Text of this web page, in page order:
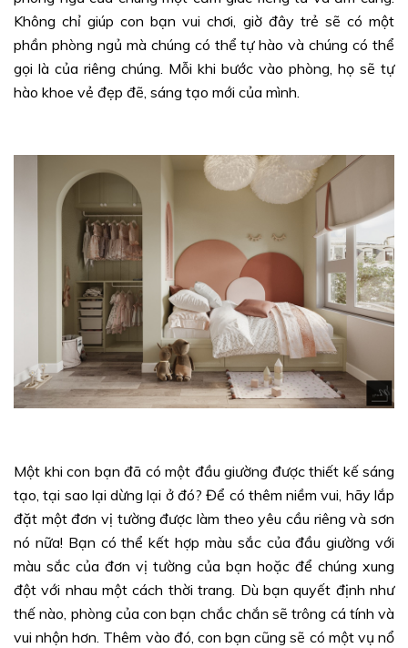
Không chỉ giúp con bạn vui chơi, giờ đây trẻ sẽ có một
phần phòng ngủ mà chúng có thể tự hào và chúng có thể
gọi là của riêng chúng. Mỗi khi bước vào phòng, họ sẽ tự
hào khoe vẻ đẹp đẽ, sáng tạo mới của mình.
Một khi con bạn đã có một đầu giường được thiết kế sáng
tạo, tại sao lại dừng lại ở đó? Để có thêm niềm vui, hãy lắp
đặt một đơn vị tường được làm theo yêu cầu riêng và sơn
nó nữa! Bạn có thể kết hợp màu sắc của đầu giường với
màu sắc của đơn vị tường của bạn hoặc để chúng xung
đột với nhau một cách thời trang. Dù bạn quyết định như
thế nào, phòng của con bạn chắc chắn sẽ trông cá tính và
vui nhộn hơn. Thêm vào đó, con bạn cũng sẽ có một vụ nổ